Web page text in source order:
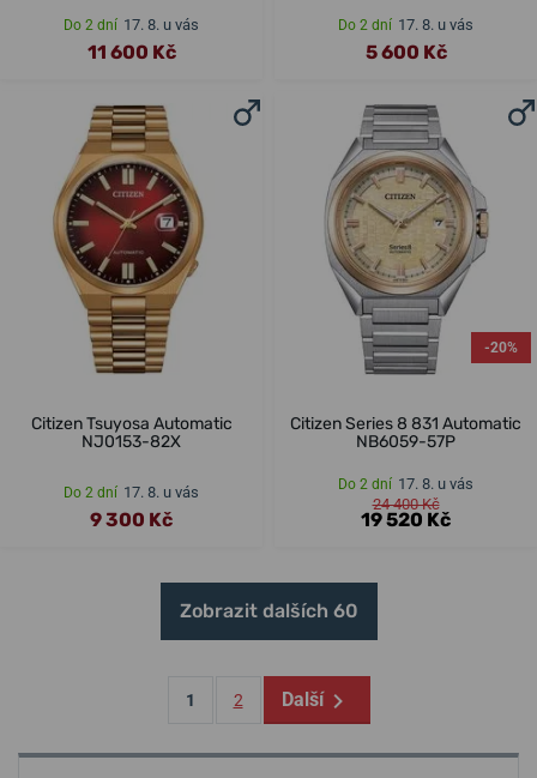
Do 2 dní 17. 8. u vás
11 600 Kč
Do 2 dní 17. 8. u vás
5 600 Kč
Citizen Tsuyosa Automatic
NJ0153-82X
Do 2 dní 17. 8. u vás
9 300 Kč
-20%
Citizen Series 8 831 Automatic
NB6059-57P
Do 2 dní 17. 8. u vás
24 400 Kč
19 520 Kč
Zobrazit dalších 60
1 2 Další